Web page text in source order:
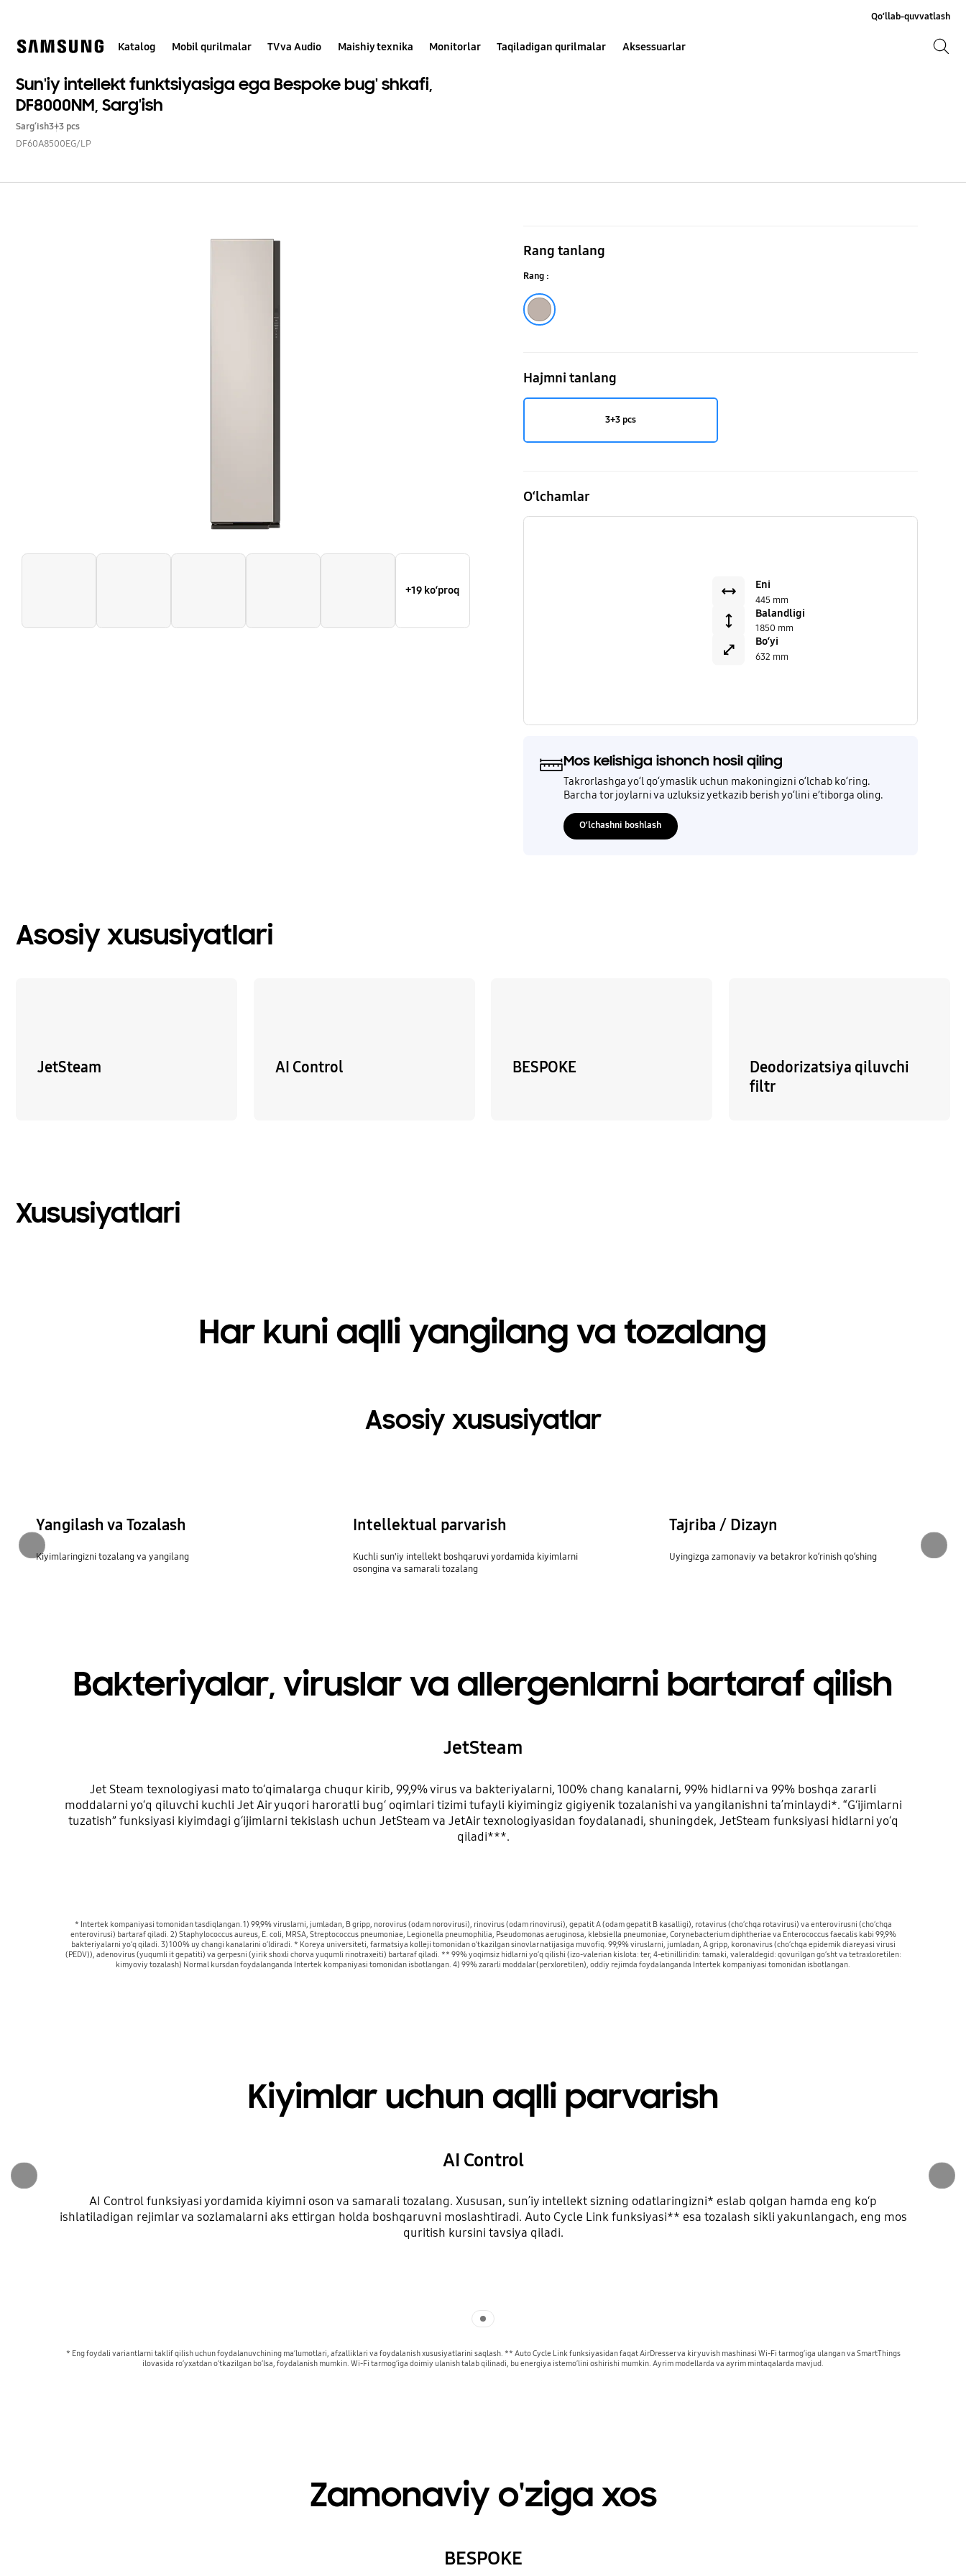
Katalog Mobil qurilmalar TV va Audio Maishiy texnika Monitorlar Taqiladigan qurilmalar Aksessuarlar
Qo‘llab-quvvatlash
Sun'iy intellekt funktsiyasiga ega Bespoke bug' shkafi,
DF8000NM, Sarg'ish
Sargʻish3+3 pcs
DF60A8500EG/LP
funktsiyasiga
ega
Bespoke
DF8000NM,
+19 ko‘proq
Rang tanlang
Rang :
Hajmni tanlang
3+3 pcs
O‘lchamlar
Eni
445 mm
Balandligi
1850 mm
Bo‘yi
632 mm
Mos kelishiga ishonch hosil qiling
Takrorlashga yo‘l qo‘ymaslik uchun makoningizni o‘lchab ko‘ring.
Barcha tor joylarni va uzluksiz yetkazib berish yo‘lini e’tiborga oling.
O‘lchashni boshlash
Asosiy xususiyatlari
JetSteam AI Control BESPOKE
Deodorizatsiya qiluvchi
filtr
Xususiyatlari
Har kuni aqlli yangilang va tozalang
Asosiy xususiyatlar
Yangilash va Tozalash
Kiyimlaringizni tozalang va yangilang
Intellektual parvarish
Kuchli sun'iy intellekt boshqaruvi yordamida kiyimlarni
osongina va samarali tozalang
Tajriba / Dizayn
Uyingizga zamonaviy va betakror ko‘rinish qo‘shing
Bakteriyalar, viruslar va allergenlarni bartaraf qilish
JetSteam
Jet Steam texnologiyasi mato toʻqimalarga chuqur kirib, 99,9% virus va bakteriyalarni, 100% chang kanalarni, 99% hidlarni va 99% boshqa zararli
moddalarni yoʻq qiluvchi kuchli Jet Air yuqori haroratli bugʻ oqimlari tizimi tufayli kiyimingiz gigiyenik tozalanishi va yangilanishni taʼminlaydi*. “Gʻijimlarni
tuzatish” funksiyasi kiyimdagi gʻijimlarni tekislash uchun JetSteam va JetAir texnologiyasidan foydalanadi, shuningdek, JetSteam funksiyasi hidlarni yoʻq
qiladi***.
* Intertek kompaniyasi tomonidan tasdiqlangan. 1) 99,9% viruslarni, jumladan, B gripp, norovirus (odam norovirusi), rinovirus (odam rinovirusi), gepatit A (odam gepatit B kasalligi), rotavirus (choʻchqa rotavirusi) va enterovirusni (choʻchqa
enterovirusi) bartaraf qiladi. 2) Staphylococcus aureus, E. coli, MRSA, Streptococcus pneumoniae, Legionella pneumophilia, Pseudomonas aeruginosa, klebsiella pneumoniae, Corynebacterium diphtheriae va Enterococcus faecalis kabi 99,9%
bakteriyalarni yoʻq qiladi. 3) 100% uy changi kanalarini oʻldiradi. * Koreya universiteti, farmatsiya kolleji tomonidan oʻtkazilgan sinovlar natijasiga muvofiq. 99,9% viruslarni, jumladan, A gripp, koronavirus (choʻchqa epidemik diareyasi virusi
(PEDV)), adenovirus (yuqumli it gepatiti) va gerpesni (yirik shoxli chorva yuqumli rinotraxeiti) bartaraf qiladi. ** 99% yoqimsiz hidlarni yoʻq qilishi (izo-valerian kislota: ter, 4-etinilliridin: tamaki, valeraldegid: qovurilgan goʻsht va tetraxloretilen:
kimyoviy tozalash) Normal kursdan foydalanganda Intertek kompaniyasi tomonidan isbotlangan. 4) 99% zararli moddalar (perxloretilen), oddiy rejimda foydalanganda Intertek kompaniyasi tomonidan isbotlangan.
Kiyimlar uchun aqlli parvarish
AI Control
AI Control funksiyasi yordamida kiyimni oson va samarali tozalang. Xususan, sunʼiy intellekt sizning odatlaringizni* eslab qolgan hamda eng koʻp
ishlatiladigan rejimlar va sozlamalarni aks ettirgan holda boshqaruvni moslashtiradi. Auto Cycle Link funksiyasi** esa tozalash sikli yakunlangach, eng mos
quritish kursini tavsiya qiladi.
* Eng foydali variantlarni taklif qilish uchun foydalanuvchining maʼlumotlari, afzalliklari va foydalanish xususiyatlarini saqlash. ** Auto Cycle Link funksiyasidan faqat AirDresser va kir yuvish mashinasi Wi-Fi tarmogʻiga ulangan va SmartThings
ilovasida roʻyxatdan oʻtkazilgan boʻlsa, foydalanish mumkin. Wi-Fi tarmogʻiga doimiy ulanish talab qilinadi, bu energiya istemoʼlini oshirishi mumkin. Ayrim modellarda va ayrim mintaqalarda mavjud.
Zamonaviy o'ziga xos
BESPOKE